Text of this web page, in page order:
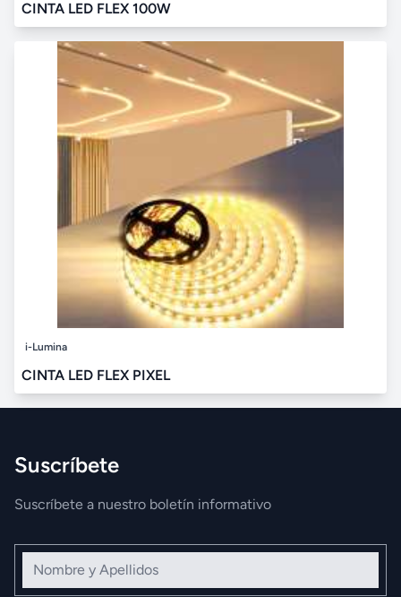
CINTA LED FLEX 100W
i-Lumina
CINTA LED FLEX PIXEL
Suscríbete
Suscríbete a nuestro boletín informativo
Nombre y Apellidos